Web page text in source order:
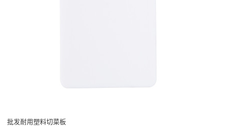
批发耐用塑料切菜板